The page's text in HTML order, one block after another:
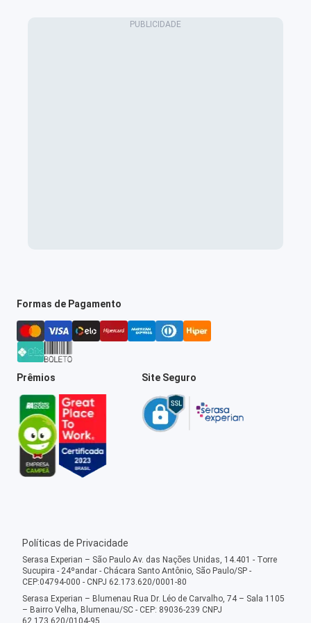
Formas de Pagamento
Prêmios Site Seguro
Políticas de Privacidade
Serasa Experian – São Paulo Av. das Nações Unidas, 14.401 - Torre
Sucupira - 24ºandar - Chácara Santo Antônio, São Paulo/SP -
CEP:04794-000 - CNPJ 62.173.620/0001-80
Serasa Experian – Blumenau Rua Dr. Léo de Carvalho, 74 – Sala 1105
– Bairro Velha, Blumenau/SC - CEP: 89036-239 CNPJ
62.173.620/0104-95